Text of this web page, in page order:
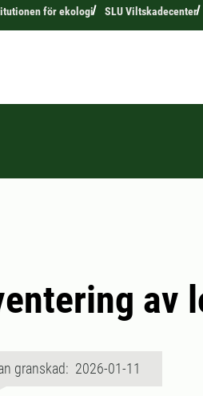
för ekologi SLU Viltskadecenter
av
granskad: 2026-01-11